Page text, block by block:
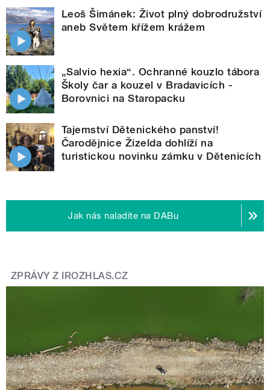
Leoš Šimánek: Život plný dobrodružství
aneb Světem křížem krážem
„Salvio hexia“. Ochranné kouzlo tábora
Školy čar a kouzel v Bradavicích -
Borovnici na Staropacku
Tajemství Dětenického panství!
Čarodějnice Žizelda dohlíží na
turistickou novinku zámku v Dětenicích
Jak nás naladíte na DABu
ZPRÁVY Z IROZHLAS.CZ